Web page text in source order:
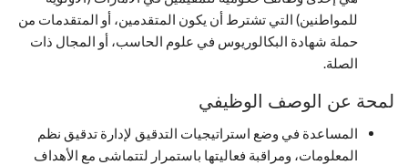
للمواطنين) التي تشترط أن يكون المتقدمين، أو المتقدمات من
حملة شهادة البكالوريوس في علوم الحاسب، أو المجال ذات
الصلة.
لمحة عن الوصف الوظيفي
المساعدة في وضع استراتيجيات التدقيق لإدارة تدقيق نظم
المعلومات، ومراقبة فعاليتها باستمرار لتتماشى مع الأهداف